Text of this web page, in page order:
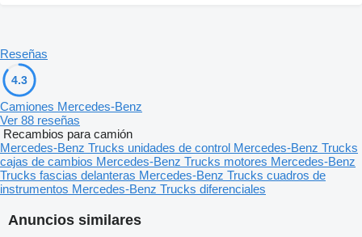
Anuncios similares
Reseñas
4.3
Camiones Mercedes-Benz
Ver 88 reseñas
Recambios para camión
Mercedes-Benz Trucks unidades de control Mercedes-Benz Trucks
cajas de cambios Mercedes-Benz Trucks motores Mercedes-Benz
Trucks fascias delanteras Mercedes-Benz Trucks cuadros de
instrumentos Mercedes-Benz Trucks diferenciales